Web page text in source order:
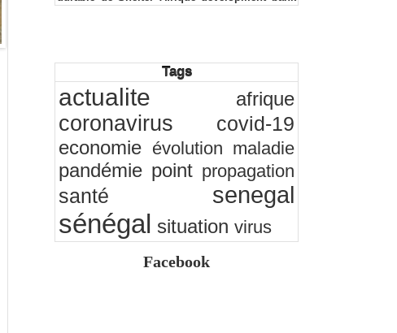
06/08/2026 -EMA
05/08/2026 -Ndakhté M. GAYE
Observatoire des finances locales - Obfiloc :
transparence locale, impact national
26/07/2026 -Ndakhté M. GAYE
Rapport Bceao 2025 : résilience, transition et
innovation
24/07/2026 -Ndakhté M. GAYE
Tags
actualite afrique
coronavirus
covid-19
economie évolution maladie
pandémie point propagation
santé senegal
sénégal situation virus
Facebook